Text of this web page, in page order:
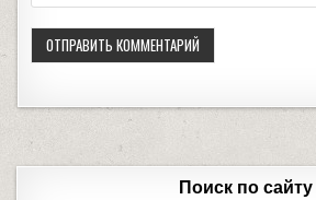
Поиск по сайту